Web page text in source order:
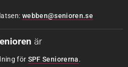
webben@senioren.se
är
för SPF Seniorerna.